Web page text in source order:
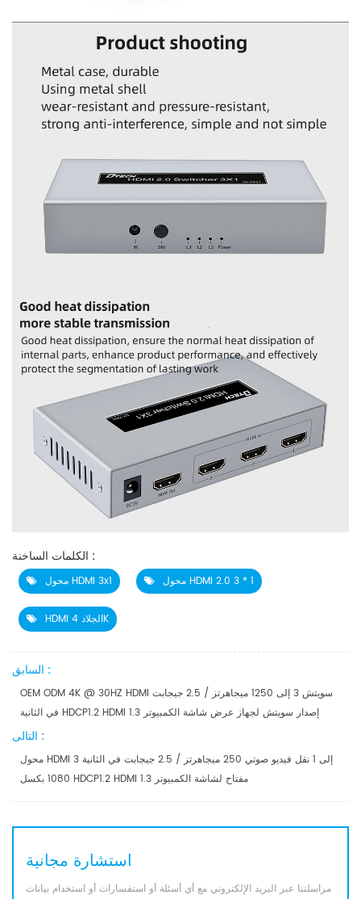
الكلمات الساخنة :
محول HDMI 3x1 محول HDMI 2.0 3 * 1
HDMI الجلاد 4K
السابق :
OEM ODM 4K @ 30HZ HDMI سويتش 3 إلى 1250 ميجاهرتز / 2.5 جيجابت
في الثانية HDCP1.2 HDMI 1.3 إصدار سويتش لجهاز عرض شاشة الكمبيوتر
التالى :
محول HDMI 3 إلى 1 نقل فيديو صوتي 250 ميجاهرتز / 2.5 جيجابت في الثانية
1080 بكسل HDCP1.2 HDMI 1.3 مفتاح لشاشة الكمبيوتر
استشارة مجانية
مراسلتنا عبر البريد الإلكتروني مع أي أسئلة أو استفسارات أو استخدام بيانات